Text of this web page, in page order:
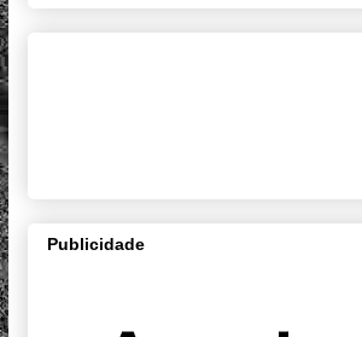
Publicidade